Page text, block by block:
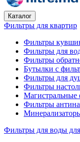
Каталог
Фильтры для квартир
Фильтры
Фильтры для
Фильтры
Бутылки с
Фильтры для
Фильтры
Магистральные
Фильтры
Фильтры для воды